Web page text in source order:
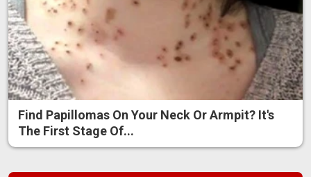
Find Papillomas On Your Neck Or Armpit? It's
The First Stage Of...